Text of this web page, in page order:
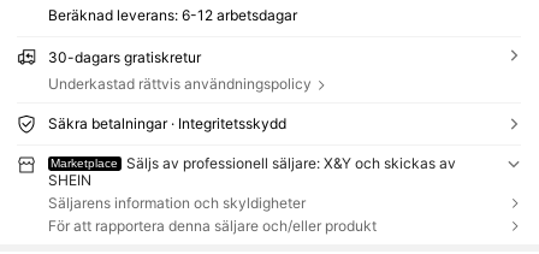
Beräknad leverans: 6-12 arbetsdagar
30-dagars gratiskretur
Underkastad rättvis användningspolicy
Säkra betalningar · Integritetsskydd
Marketplace
Säljs av professionell säljare: X&Y och skickas av
SHEIN
Säljarens information och skyldigheter
För att rapportera denna säljare och/eller produkt